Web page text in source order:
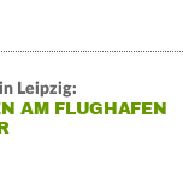
Leipzig:
AM FLUGHAFEN